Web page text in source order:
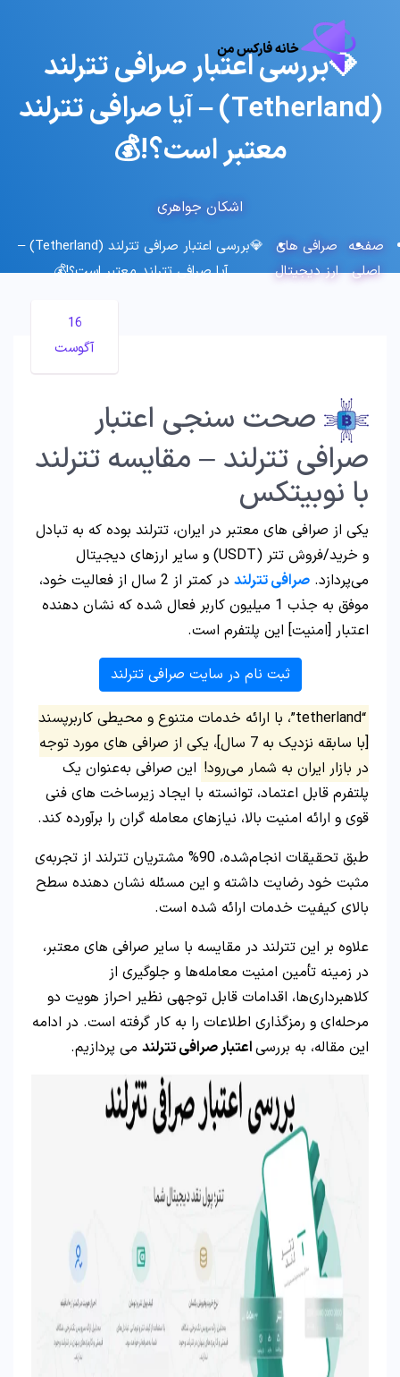
💎بررسی اعتبار صرافی تترلند
(Tetherland) – آیا صرافی تترلند
معتبر است؟!💰
اشکان جواهری
صرافی های
ارز دیجیتال
💎بررسی اعتبار صرافی تترلند (Tetherland) –
آیا صرافی تترلند معتبر است؟!💰
آگوست
صحت سنجی اعتبار
صرافی تترلند – مقایسه تترلند
با نوبیتکس
یکی از صرافی‌ های معتبر در ایران، تترلند بوده که به تبادل
و خرید/فروش تتر (USDT) و سایر ارزهای دیجیتال
می‌پردازد.صرافی تترلند
در کمتر از 2 سال از فعالیت خود،
موفق به جذب 1 میلیون کاربر فعال شده که نشان‌ دهنده‌
اعتبار [امنیت] این پلتفرم است.
ثبت نام در سایت صرافی تترلند
“tetherland”، با ارائه خدمات متنوع و محیطی کاربرپسند
[با سابقه نزدیک به 7 سال]، یکی از صرافی‌ های مورد توجه
در بازار ایران به شمار می‌رود!این صرافی به‌عنوان یک
پلتفرم قابل اعتماد، توانسته با ایجاد زیرساخت‌ های فنی
قوی و ارائه امنیت بالا، نیازهای معامله گران را برآورده کند.
طبق تحقیقات انجام‌شده، 90% مشتریان تترلند از تجربه‌ی
مثبت خود رضایت داشته و این مسئله نشان‌ دهنده‌ سطح
بالای کیفیت خدمات ارائه‌ شده است.
علاوه بر این تترلند در مقایسه با سایر صرافی های معتبر،
در زمینه تأمین امنیت معامله‌ها و جلوگیری از
کلاهبرداری‌ها، اقدامات قابل توجهی نظیر احراز هویت دو
مرحله‌ای و رمزگذاری اطلاعات را به کار گرفته است. در ادامه
این مقاله، به بررسیاعتبار صرافی تترلندمی پردازیم.